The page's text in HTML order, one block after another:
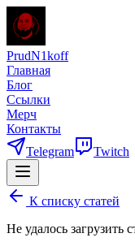
PrudN1koff
Главная
Блог
Ссылки
Мерч
Контакты
Telegram
Twitch
К списку статей
Не удалось загрузить